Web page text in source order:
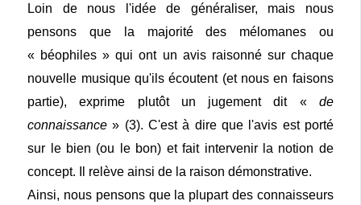
Loin de nous l'idée de généraliser, mais nous
pensons que la majorité des mélomanes ou
« béophiles » qui ont un avis raisonné sur chaque
nouvelle musique qu'ils écoutent (et nous en faisons
partie), exprime plutôt un jugement dit « de
connaissance » (3). C'est à dire que l'avis est porté
sur le bien (ou le bon) et fait intervenir la notion de
concept. Il relève ainsi de la raison démonstrative.
Ainsi, nous pensons que la plupart des connaisseurs